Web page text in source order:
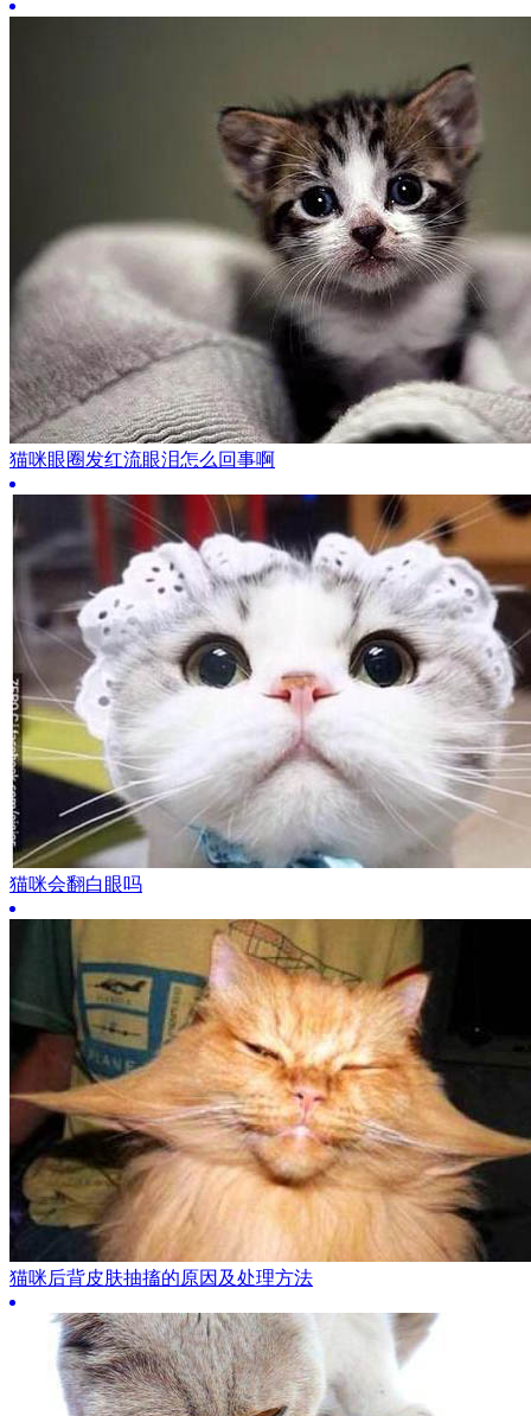
猫咪眼圈发红流眼泪怎么回事啊
猫咪会翻白眼吗
猫咪后背皮肤抽搐的原因及处理方法